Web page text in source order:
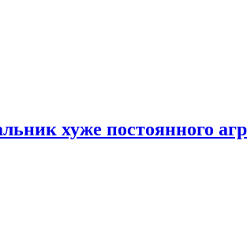
хуже постоянного